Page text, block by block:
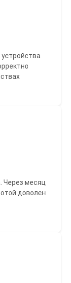
Через месяц
доволен